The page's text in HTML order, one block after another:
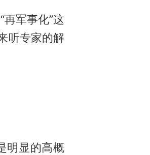
再军事化”这
听专家的解
明显的高概